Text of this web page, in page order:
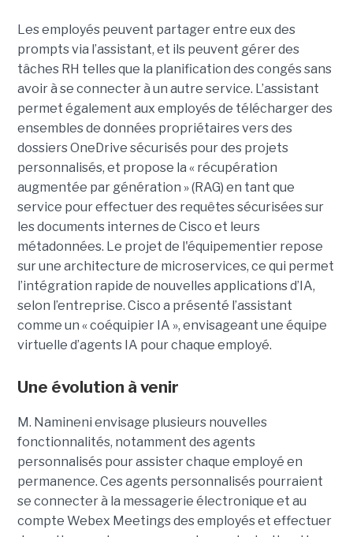
Les employés peuvent partager entre eux des
prompts via l’assistant, et ils peuvent gérer des
tâches RH telles que la planification des congés sans
avoir à se connecter à un autre service. L’assistant
permet également aux employés de télécharger des
ensembles de données propriétaires vers des
dossiers OneDrive sécurisés pour des projets
personnalisés, et propose la « récupération
augmentée par génération » (RAG) en tant que
service pour effectuer des requêtes sécurisées sur
les documents internes de Cisco et leurs
métadonnées. Le projet de l'équipementier repose
sur une architecture de microservices, ce qui permet
l’intégration rapide de nouvelles applications d’IA,
selon l’entreprise. Cisco a présenté l’assistant
comme un « coéquipier IA », envisageant une équipe
virtuelle d’agents IA pour chaque employé.
Une évolution à venir
M. Namineni envisage plusieurs nouvelles
fonctionnalités, notamment des agents
personnalisés pour assister chaque employé en
permanence. Ces agents personnalisés pourraient
se connecter à la messagerie électronique et au
compte Webex Meetings des employés et effectuer